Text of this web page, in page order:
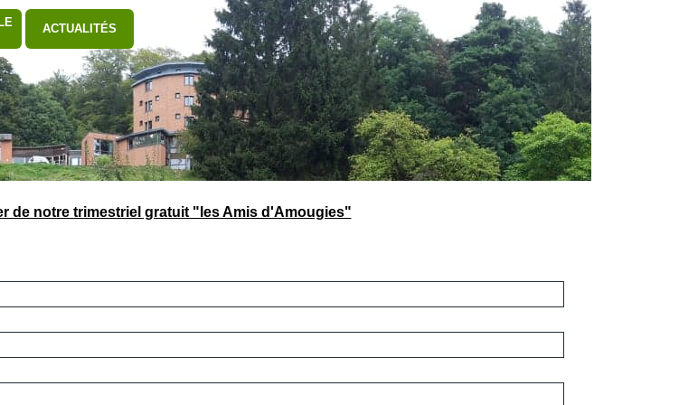
▼
ACTUALITÉS
de notre trimestriel gratuit "les Amis d'Amougies"